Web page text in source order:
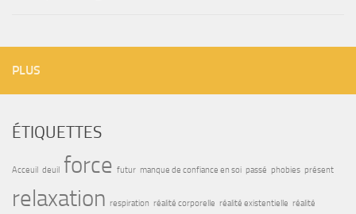
PLUS
ÉTIQUETTES
Acceuil deuil force futur manque de confiance en soi passé phobies présent
relaxation respiration réalité corporelle réalité existentielle réalité